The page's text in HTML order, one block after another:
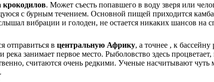
крокодилов. Может съесть попавшего в воду зверя или
с бурным течением. Основной пищей приходится
вибрации и голоден, не остается никаких шансов на
отправиться в центральную Африку, а точнее , к
река занимает первое место. Рыболовство здесь
считаются очень редкими. Ученые насчитывают